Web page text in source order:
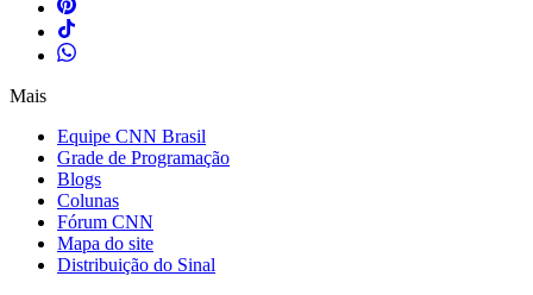
Mais
Equipe CNN Brasil
Grade de Programação
Blogs
Colunas
Fórum CNN
Mapa do site
Distribuição do Sinal